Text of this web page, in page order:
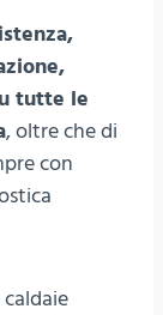
tutte le
, oltre che di
con